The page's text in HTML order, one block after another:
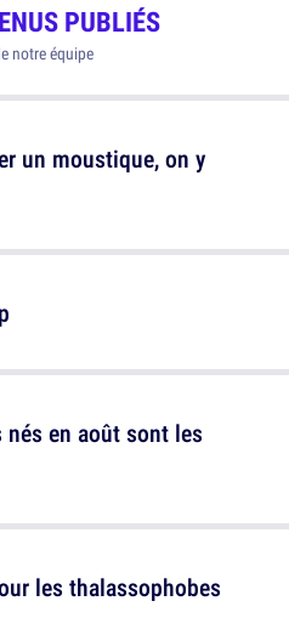
PUBLIÉS
notre équipe
un moustique, on y
en août sont les
les thalassophobes